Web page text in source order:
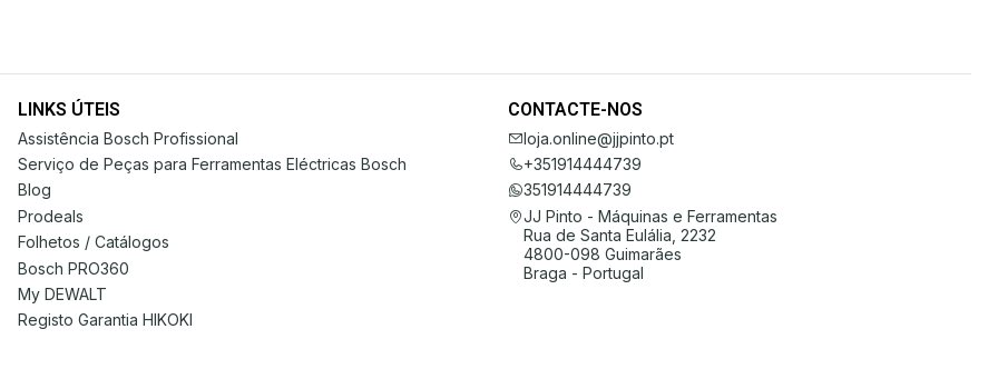
LINKS ÚTEIS
Assistência Bosch Profissional
Serviço de Peças para Ferramentas Eléctricas Bosch
Blog
Prodeals
Folhetos / Catálogos
Bosch PRO360
My DEWALT
Registo Garantia HIKOKI
CONTACTE-NOS
loja.online@jjpinto.pt
+351914444739
351914444739
JJ Pinto - Máquinas e Ferramentas
Rua de Santa Eulália, 2232
4800-098 Guimarães
Braga - Portugal